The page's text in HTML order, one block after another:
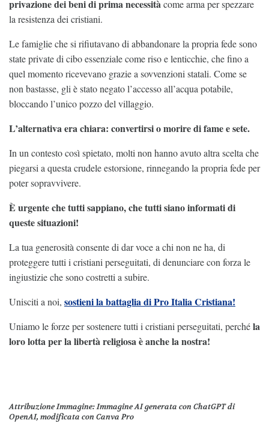
privazione dei beni di prima necessitàcome arma per spezzare
la resistenza dei cristiani.
Le famiglie che si rifiutavano di abbandonare la propria fede sono
state private di cibo essenziale come riso e lenticchie, che fino a
quel momento ricevevano grazie a sovvenzioni statali. Come se
non bastasse, gli è stato negato l’accesso all’acqua potabile,
bloccando l’unico pozzo del villaggio.
L’alternativa era chiara: convertirsi o morire di fame e sete.
In un contesto così spietato, molti non hanno avuto altra scelta che
piegarsi a questa crudele estorsione, rinnegando la propria fede per
poter sopravvivere.
È urgente che tutti sappiano, che tutti siano informati di
queste situazioni!
La tua generosità consente di dar voce a chi non ne ha, di
proteggere tutti i cristiani perseguitati, di denunciare con forza le
ingiustizie che sono costretti a subire.
Unisciti a noi, sostieni la battaglia di Pro Italia Cristiana!
Uniamo le forze per sostenere tutti i cristiani perseguitati, perchéla
loro lotta per la libertà religiosa è anche la nostra!
Attribuzione Immagine:Immagine AI generata con ChatGPT di
OpenAI, modificata con Canva Pro